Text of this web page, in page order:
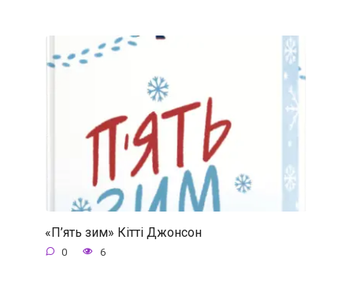
«П’ять зим» Кітті Джонсон
0 6